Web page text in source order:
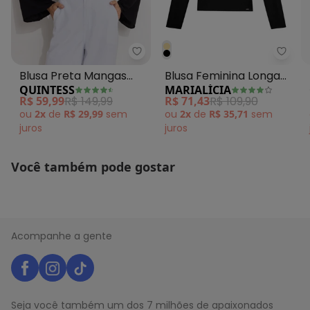
Histórico de preços
O preço apresentado abaixo é o menor oferecido em
algum dia do mês, para o menor tamanho disponível.
agosto/2026
julho/2026 N/D*
junho/2026 R$ 52,45
maio/2026 R$ 62,94
abril/2026
março/2026
Quintess - Blusa Preta Mangas
Blusa Preta Mangas
Longas com Vazado no
Decote
QUINTESS
R$ 59,99R$ 149,99
ou 2x de R$ 29,99 sem
juros
Blusa Feminina Longa
Decote Assimétrico
Preto
MARIALÍCIA
R$ 71,43R$ 109,90
ou 2x de R$ 35,71 sem
juros
Você também pode gostar
Acompanhe a gente
Seja você também um dos 7 milhões de apaixonados